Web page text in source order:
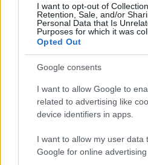
I want to opt-out of
Retention, Sale, and/or
Personal Data that Is
Purposes for which it was
Opted Out
Google consents
I want to allow Google to
related to advertising like
device identifiers in apps.
I want to allow my user data
Google for online advertising